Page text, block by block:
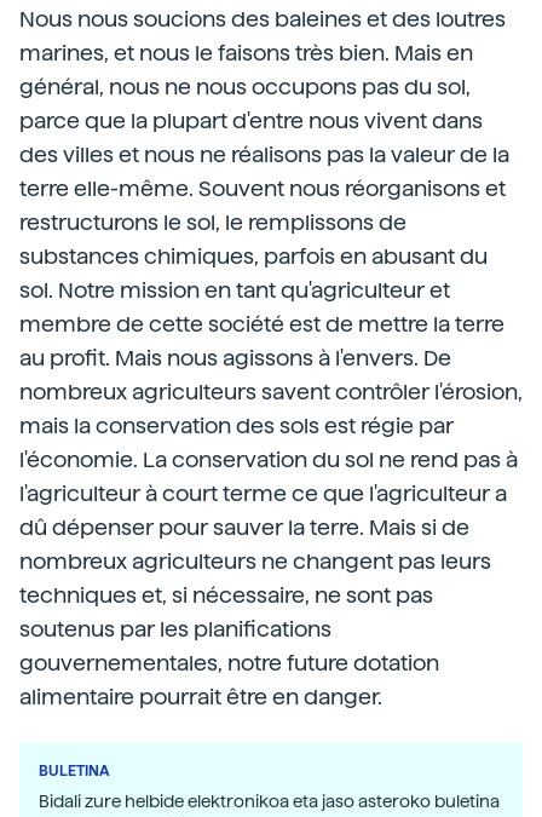
Nous nous soucions des baleines et des loutres
marines, et nous le faisons très bien. Mais en
général, nous ne nous occupons pas du sol,
parce que la plupart d'entre nous vivent dans
des villes et nous ne réalisons pas la valeur de la
terre elle-même. Souvent nous réorganisons et
restructurons le sol, le remplissons de
substances chimiques, parfois en abusant du
sol. Notre mission en tant qu'agriculteur et
membre de cette société est de mettre la terre
au profit. Mais nous agissons à l'envers. De
nombreux agriculteurs savent contrôler l'érosion,
mais la conservation des sols est régie par
l'économie. La conservation du sol ne rend pas à
l'agriculteur à court terme ce que l'agriculteur a
dû dépenser pour sauver la terre. Mais si de
nombreux agriculteurs ne changent pas leurs
techniques et, si nécessaire, ne sont pas
soutenus par les planifications
gouvernementales, notre future dotation
alimentaire pourrait être en danger.
BULETINA
Bidali zure helbide elektronikoa eta jaso asteroko buletina